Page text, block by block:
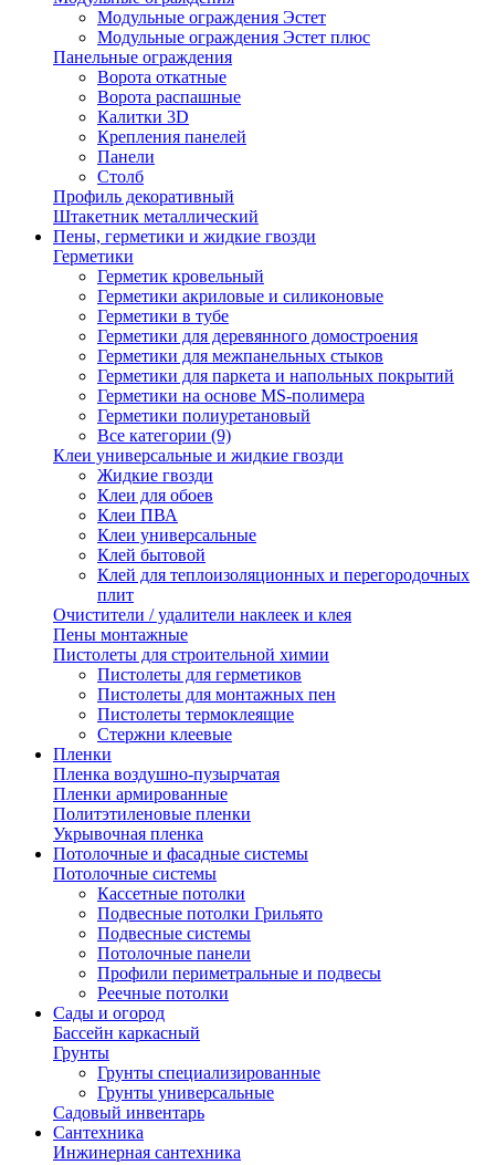
Модульные ограждения Эстет
Модульные ограждения Эстет плюс
Панельные ограждения
Ворота откатные
Ворота распашные
Калитки 3D
Крепления панелей
Панели
Столб
Профиль декоративный
Штакетник металлический
Пены, герметики и жидкие гвозди
Герметики
Герметик кровельный
Герметики акриловые и силиконовые
Герметики в тубе
Герметики для деревянного домостроения
Герметики для межпанельных стыков
Герметики для паркета и напольных покрытий
Герметики на основе MS-полимера
Герметики полиуретановый
Все категории (9)
Клеи универсальные и жидкие гвозди
Жидкие гвозди
Клеи для обоев
Клеи ПВА
Клеи универсальные
Клей бытовой
Клей для теплоизоляционных и перегородочных
плит
Очистители / удалители наклеек и клея
Пены монтажные
Пистолеты для строительной химии
Пистолеты для герметиков
Пистолеты для монтажных пен
Пистолеты термоклеящие
Стержни клеевые
Пленки
Пленка воздушно-пузырчатая
Пленки армированные
Политэтиленовые пленки
Укрывочная пленка
Потолочные и фасадные системы
Потолочные системы
Кассетные потолки
Подвесные потолки Грильято
Подвесные системы
Потолочные панели
Профили периметральные и подвесы
Реечные потолки
Сады и огород
Бассейн каркасный
Грунты
Грунты специализированные
Грунты универсальные
Садовый инвентарь
Сантехника
Инжинерная сантехника